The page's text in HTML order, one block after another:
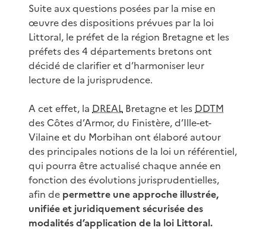
Suite aux questions posées par la mise en
œuvre des dispositions prévues par la loi
Littoral, le préfet de la région Bretagne et les
préfets des 4 départements bretons ont
décidé de clarifier et d’harmoniser leur
lecture de la jurisprudence.
A cet effet, la DREAL Bretagne et les DDTM
des Côtes d’Armor, du Finistère, d’Ille-et-
Vilaine et du Morbihan ont élaboré autour
des principales notions de la loi un référentiel,
qui pourra être actualisé chaque année en
fonction des évolutions jurisprudentielles,
afin de permettre une approche illustrée,
unifiée et juridiquement sécurisée des
modalités d’application de la loi Littoral.